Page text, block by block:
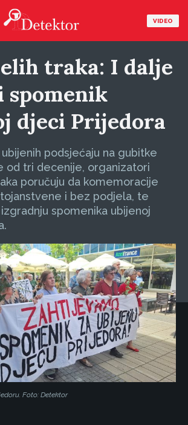
VIDEO
traka: I dalje
spomenik
djeci Prijedora
podsjećaju na gubitke
od tri decenije, organizatori
poručuju da komemoracije
i bez podjela, te
spomenika ubijenoj
Foto: Detektor